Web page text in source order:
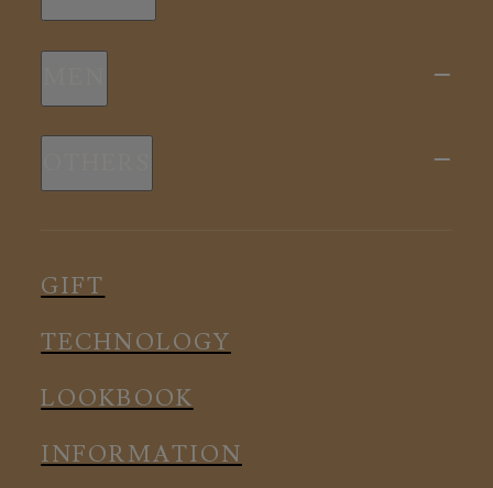
新商品
スリープウェア
ルームウェア
アクセサリー
新商品
ルームウェア
アクセサリー
GIFT
TECHNOLOGY
LOOKBOOK
INFORMATION